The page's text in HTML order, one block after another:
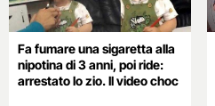
Fa fumare una sigaretta alla
nipotina di 3 anni, poi ride:
arrestato lo zio. Il video choc